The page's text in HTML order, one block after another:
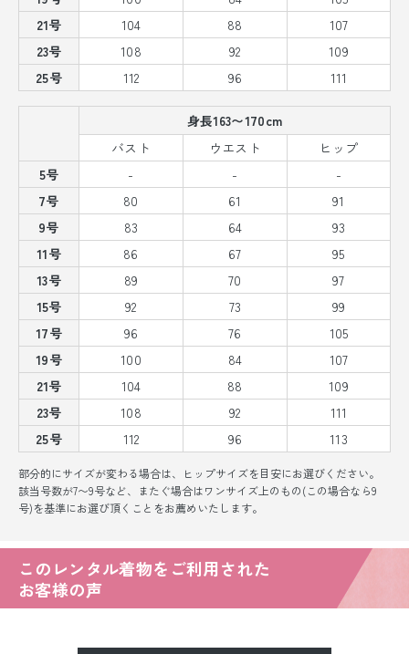
21号
104 88
107
23号
108 92
109
25号
112 96 111
身長163〜170cm
バスト
ウエスト
ヒップ
5号
- -
-
7号
80 61
91
9号
83 64
93
11号
86 67
95
13号
89 70
97
15号
92 73
99
17号
96 76
105
19号
100 84
107
21号
104 88
109
23号
108 92
111
25号
112 96 113
部分的にサイズが変わる場合は、ヒップサイズを目安にお選びください。
該当号数が7〜9号など、またぐ場合はワンサイズ上のもの(この場合なら9
号)を基準にお選び頂くことをお薦めいたします。
このレンタル着物をご利用された
お客様の声